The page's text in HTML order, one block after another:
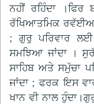
ਨਹੀਂ ਰਹਿੰਦਾ
ਰੱਖਿਆਤਮਿਕ
; ਗੁਰੁ ਪਰਿਵਾਰ
ਸਮਝਿਆ ਜਾਂਦਾ ।
ਸਾਹਿਬ ਅਤੇ ਸਮੁੱਚਾ
ਜਾਂਦਾ ; ਫਰਕ ਇਸ
ਖਾਨ ਵੀ ਨਾਲ